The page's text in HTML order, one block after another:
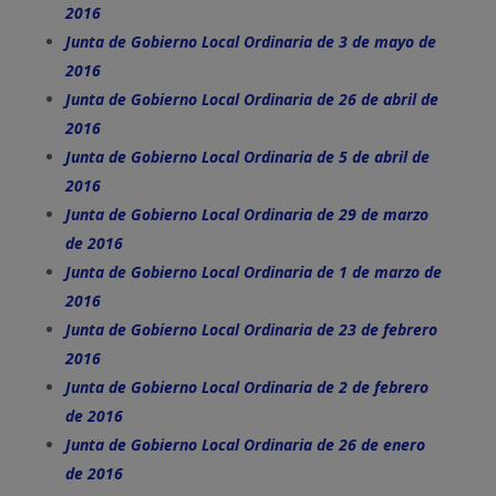
2016
Junta de Gobierno Local Ordinaria de 3 de mayo de
2016
Junta de Gobierno Local Ordinaria de 26 de abril de
2016
Junta de Gobierno Local Ordinaria de 5 de abril de
2016
Junta de Gobierno Local Ordinaria de 29 de marzo
de 2016
Junta de Gobierno Local Ordinaria de 1 de marzo de
2016
Junta de Gobierno Local Ordinaria de 23 de febrero
2016
Junta de Gobierno Local Ordinaria de 2 de febrero
de 2016
Junta de Gobierno Local Ordinaria de 26 de enero
de 2016